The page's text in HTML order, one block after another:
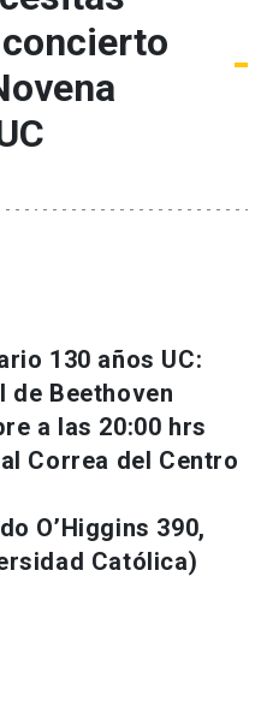
130 años UC:
de Beethoven
a las 20:00 hrs
Correa del Centro
O’Higgins 390,
Católica)